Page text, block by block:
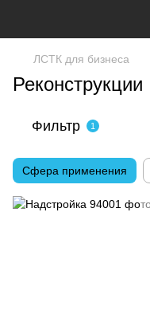
ЛСТК для бизнеса
Реконструкции
Фильтр 1
Сфера применения